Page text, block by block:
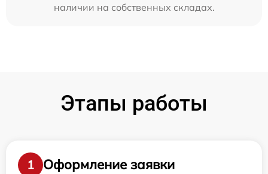
наличии на собственных складах.
Этапы работы
1
Оформление заявки